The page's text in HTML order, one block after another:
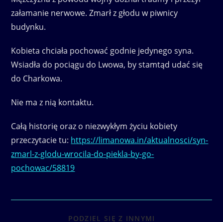
załamanie nerwowe. Zmarł z głodu w piwnicy
budynku.
Kobieta chciała pochować godnie jedynego syna.
Wsiadła do pociągu do Lwowa, by stamtąd udać się
do Charkowa.
Nie ma z nią kontaktu.
Całą historię oraz o niezwykłym życiu kobiety
przeczytacie tu: https://limanowa.in/aktualnosci/syn-
zmarl-z-glodu-wrocila-do-piekla-by-go-
pochowac/58819
PODZIEL SIĘ Z INNYMI